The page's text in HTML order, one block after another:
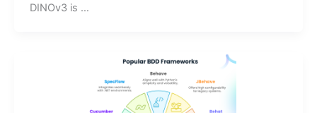
DINOv3 is …